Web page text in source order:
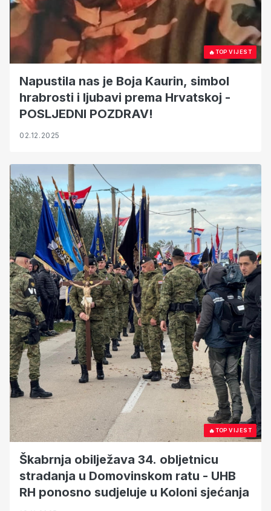
🔥TOP VIJEST
Napustila nas je Boja Kaurin, simbol
hrabrosti i ljubavi prema Hrvatskoj -
POSLJEDNI POZDRAV!
02.12.2025
🔥TOP VIJEST
Škabrnja obilježava 34. obljetnicu
stradanja u Domovinskom ratu - UHB
RH ponosno sudjeluje u Koloni sjećanja